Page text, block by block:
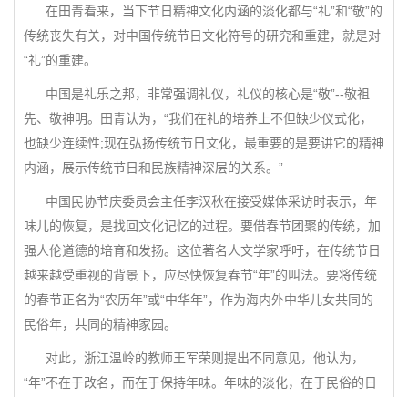
在田青看来，当下节日精神文化内涵的淡化都与“礼”和“敬”的
传统丧失有关，对中国传统节日文化符号的研究和重建，就是对
“礼”的重建。
中国是礼乐之邦，非常强调礼仪，礼仪的核心是“敬”--敬祖
先、敬神明。田青认为，“我们在礼的培养上不但缺少仪式化，
也缺少连续性;现在弘扬传统节日文化，最重要的是要讲它的精神
内涵，展示传统节日和民族精神深层的关系。”
中国民协节庆委员会主任李汉秋在接受媒体采访时表示，年
味儿的恢复，是找回文化记忆的过程。要借春节团聚的传统，加
强人伦道德的培育和发扬。这位著名人文学家呼吁，在传统节日
越来越受重视的背景下，应尽快恢复春节“年”的叫法。要将传统
的春节正名为“农历年”或“中华年”，作为海内外中华儿女共同的
民俗年，共同的精神家园。
对此，浙江温岭的教师王军荣则提出不同意见，他认为，
“年”不在于改名，而在于保持年味。年味的淡化，在于民俗的日